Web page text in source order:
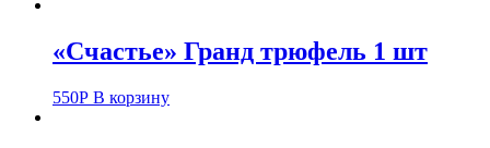
«Счастье» Гранд трюфель 1 шт
550Р В корзину